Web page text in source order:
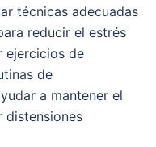
técnicas adecuadas
reducir el estrés
ejercicios de
de
a mantener el
distensiones